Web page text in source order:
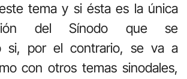
tema y si ésta es la única
del Sínodo que se
si, por el contrario, se va a
con otros temas sinodales,